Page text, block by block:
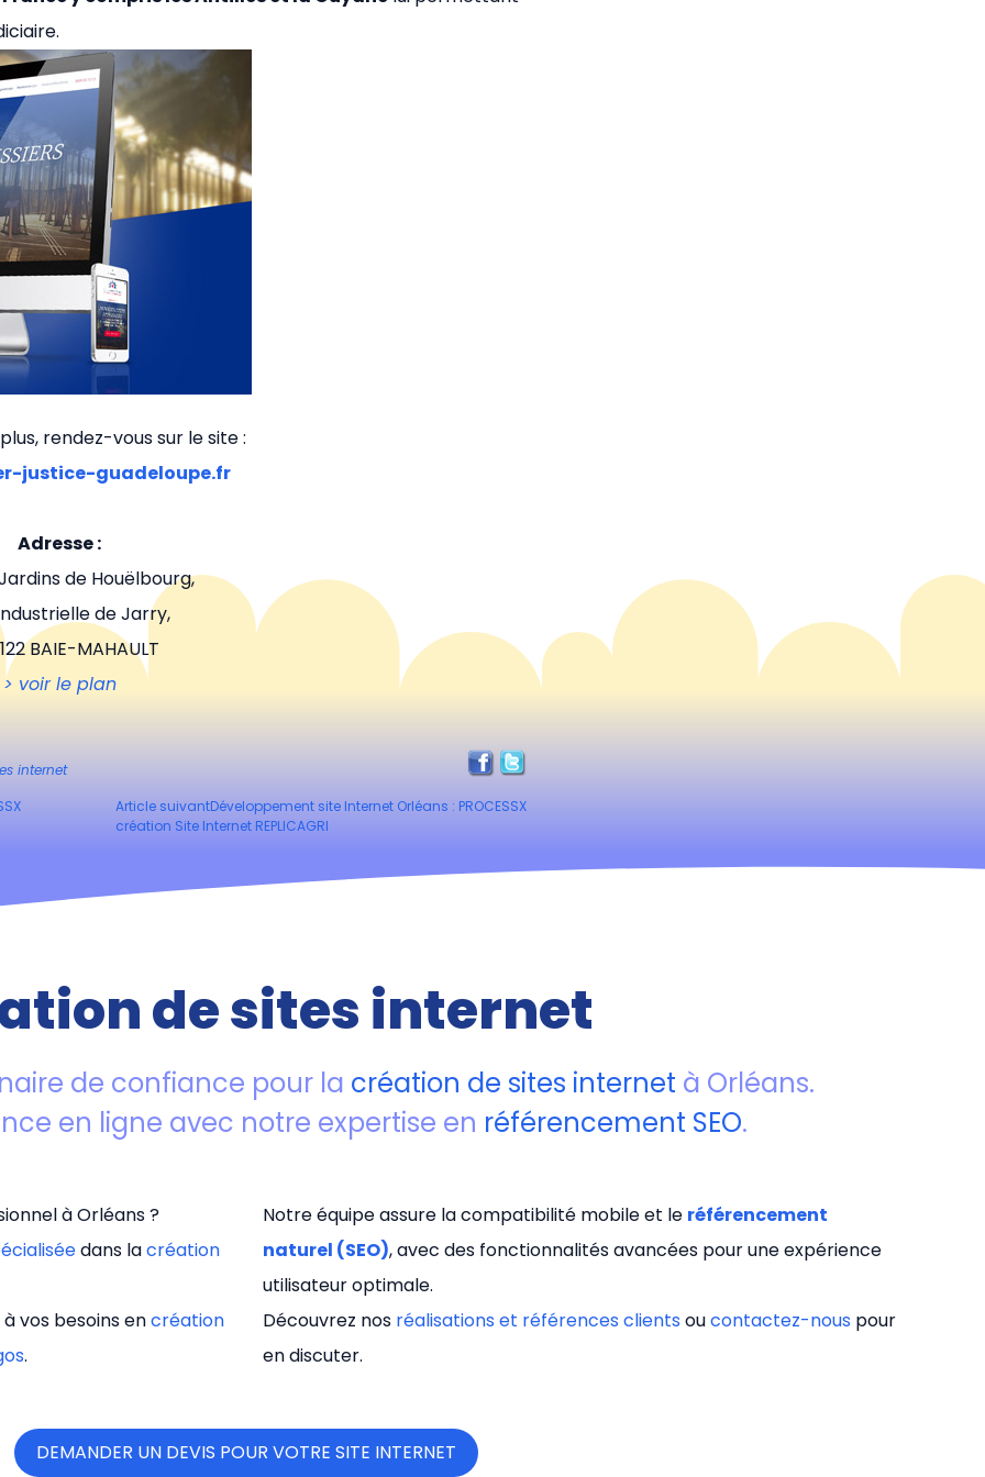
rendez-vous sur le site :
justice-guadeloupe.fr
Adresse :
de Houëlbourg,
de Jarry,
BAIE-MAHAULT
> voir le plan
internet
Article suivantDéveloppement site Internet Orléans : PROCESSX
création Site Internet REPLICAGRI
de sites internet
de confiance pour la création de sites internet à Orléans.
en ligne avec notre expertise en référencement SEO.
à Orléans ?
dans lacréation
vos besoins encréation
.
Notre équipe assure la compatibilité mobile et le référencement
naturel (SEO), avec des fonctionnalités avancées pour une expérience
utilisateur optimale.
Découvrez nos réalisations et références clients oucontactez-nous pour
en discuter.
DEMANDER UN DEVIS POUR VOTRE SITE INTERNET